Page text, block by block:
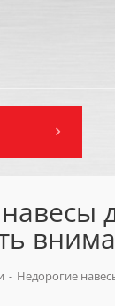
- Недорогие